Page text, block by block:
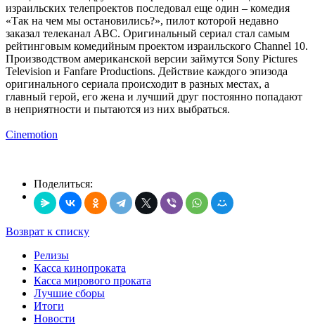
израильских телепроектов последовал еще один – комедия
«Так на чем мы остановились?», пилот которой недавно
заказал телеканал ABC. Оригинальный сериал стал самым
рейтинговым комедийным проектом израильского Channel 10.
Производством американской версии займутся Sony Pictures
Television и Fanfare Productions. Действие каждого эпизода
оригинального сериала происходит в разных местах, а
главный герой, его жена и лучший друг постоянно попадают
в неприятности и пытаются из них выбраться.
Cinemotion
Поделиться:
Возврат к списку
Релизы
Касса кинопроката
Касса мирового проката
Лучшие сборы
Итоги
Новости